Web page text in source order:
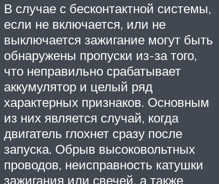
В случае с бесконтактной системы,
если не включается, или не
выключается зажигание могут быть
обнаружены пропуски из-за того,
что неправильно срабатывает
аккумулятор и целый ряд
характерных признаков. Основным
из них является случай, когда
двигатель глохнет сразу после
запуска. Обрыв высоковольтных
проводов, неисправность катушки
зажигания или свечей, а также